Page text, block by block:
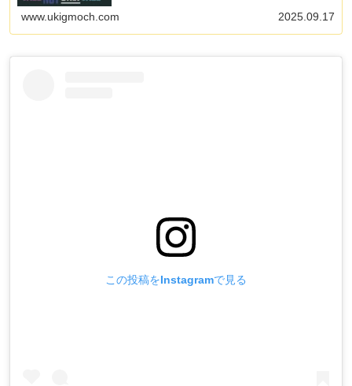
www.ukigmoch.com 2025.09.17
この投稿をInstagramで見る